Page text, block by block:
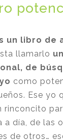
un libro de
llamarlo
de
como
Ese yo
rinconcito
a día, de las
de otros…